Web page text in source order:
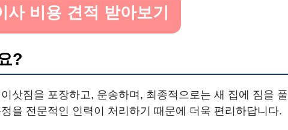
사 비용 견적 받아보기
?
삿짐을 포장하고, 운송하며, 최종적으로는 새 집에 짐을 풀
을 전문적인 인력이 처리하기 때문에 더욱 편리하답니다.